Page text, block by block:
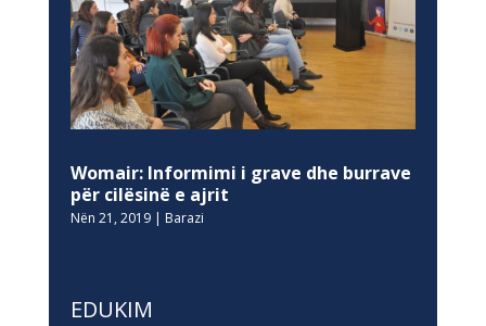
Womair: Informimi i grave dhe burrave
për cilësinë e ajrit
Nën 21, 2019| Barazi
EDUKIM